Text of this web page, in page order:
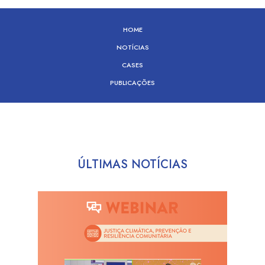
HOME
NOTÍCIAS
CASES
PUBLICAÇÕES
ÚLTIMAS NOTÍCIAS